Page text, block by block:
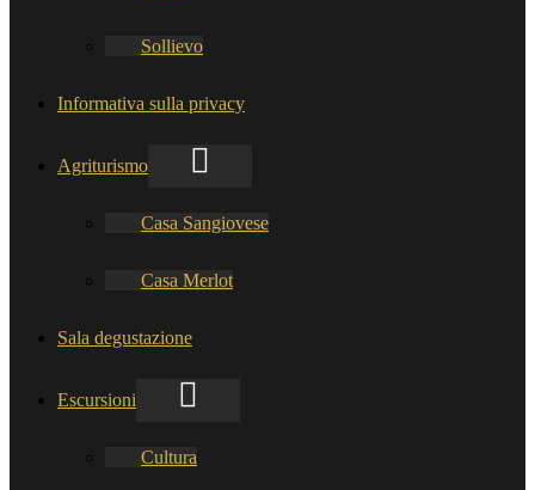
Sollievo
Informativa sulla privacy
Agriturismo
Casa Sangiovese
Casa Merlot
Sala degustazione
Escursioni
Cultura